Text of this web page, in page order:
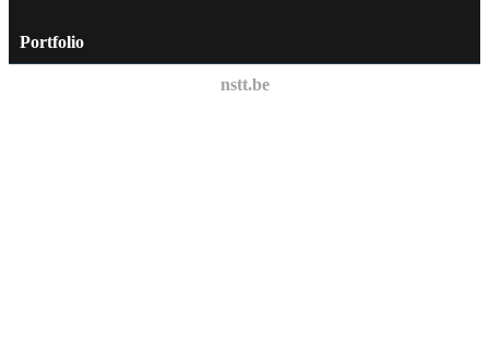
Portfolio
nstt.be